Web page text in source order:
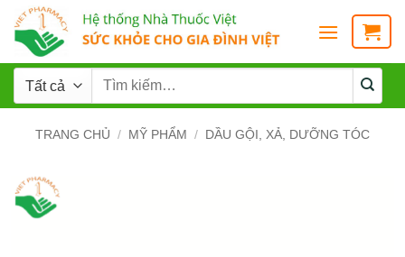
TRANG CHỦ / MỸ PHẨM / DẦU GỘI, XẢ, DƯỠNG TÓC